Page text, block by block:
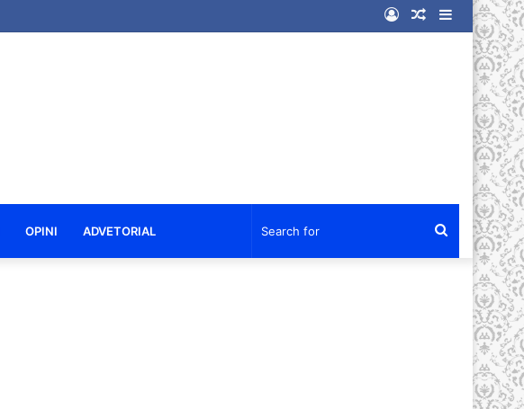
Sidebar
Random
Log
OPINI ADVETORIAL Search